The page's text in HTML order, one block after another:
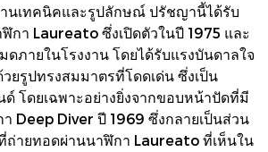
นเทคนิคและรูปลักษณ์ ปรัชญานี้ได้รับ
กา Laureato ซึ่งเปิดตัวในปี 1975 และ
ภายในโรงงาน โดยได้รับแรงบันดาลใจ
ยรูปทรงสมมาตรที่โดดเด่น ซึ่งเป็น
โดยเฉพาะอย่างยิ่งจากขอบหน้าปัดที่มี
Deep Diver ปี 1969 ซึ่งกลายเป็นส่วน
ายทอดผ่านนาฬิกา Laureato ที่เห็นใน